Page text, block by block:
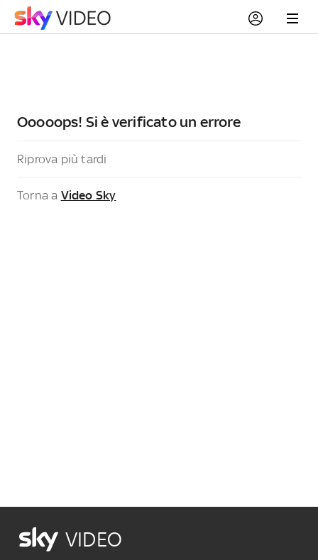
Ooooops! Si è verificato un errore
Riprova più tardi
Torna a Video Sky
VIDEO